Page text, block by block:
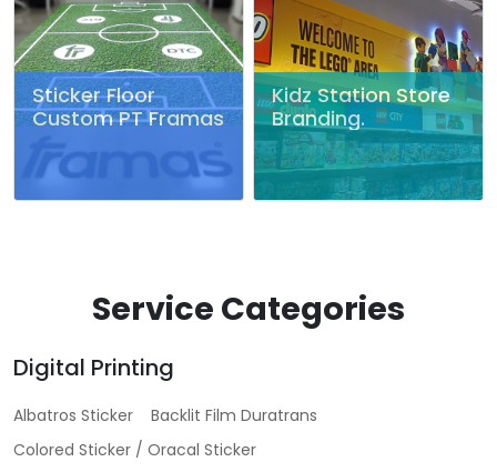
Sticker Floor
Custom PT Framas
Kidz Station Store
Branding.
Service Categories
Digital Printing
Albatros Sticker
Backlit Film Duratrans
Colored Sticker / Oracal Sticker